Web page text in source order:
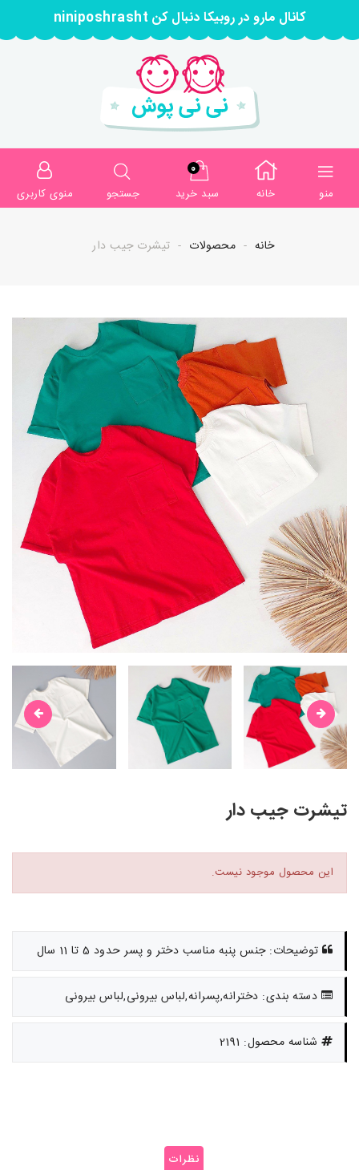
کانال مارو در روبیکا دنبال کن niniposhrasht
منو خانه
0
سبد خرید
جستجو منوی کاربری
خانه محصولات تیشرت جیب دار
تیشرت جیب دار
این محصول موجود نیست.
توضیحات: جنس پنبه مناسب دختر و پسر حدود 5 تا 11 سال
دسته بندی: دخترانه,پسرانه,لباس بیرونی,لباس بیرونی
شناسه محصول: 2191
نظرات